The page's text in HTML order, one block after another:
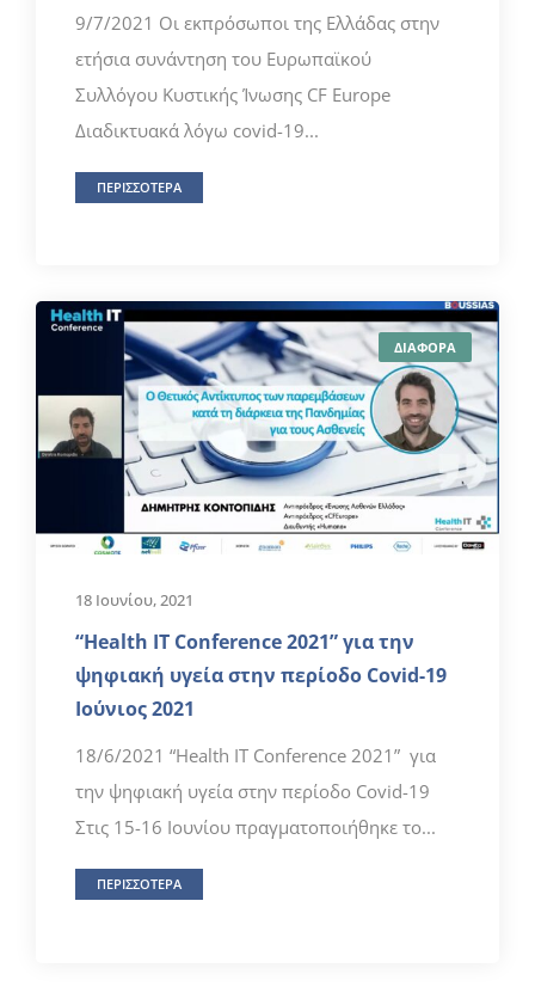
9/7/2021 Οι εκπρόσωποι της Ελλάδας στην
ετήσια συνάντηση του Ευρωπαϊκού
Συλλόγου Κυστικής Ίνωσης CF Europe
Διαδικτυακά λόγω covid-19...
ΠΕΡΙΣΣΟΤΕΡΑ
ΔΙΑΦΟΡΑ
18 Ιουνίου, 2021
“Ηealth IT Conference 2021” για την
ψηφιακή υγεία στην περίοδο Covid-19
Ιούνιος 2021
18/6/2021 “Ηealth IT Conference 2021” για
την ψηφιακή υγεία στην περίοδο Covid-19
Στις 15-16 Ιουνίου πραγματοποιήθηκε το...
ΠΕΡΙΣΣΟΤΕΡΑ